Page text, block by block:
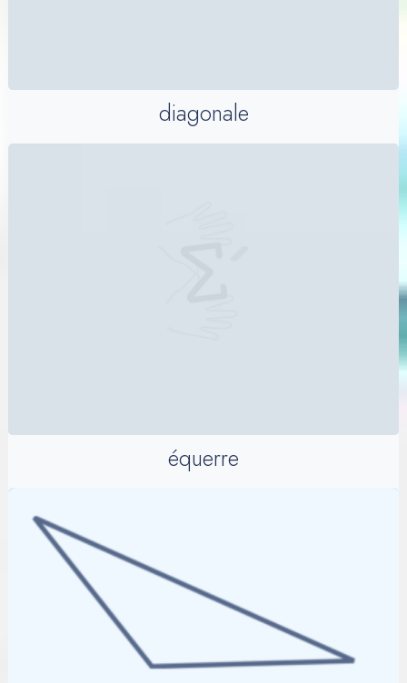
diagonale
équerre